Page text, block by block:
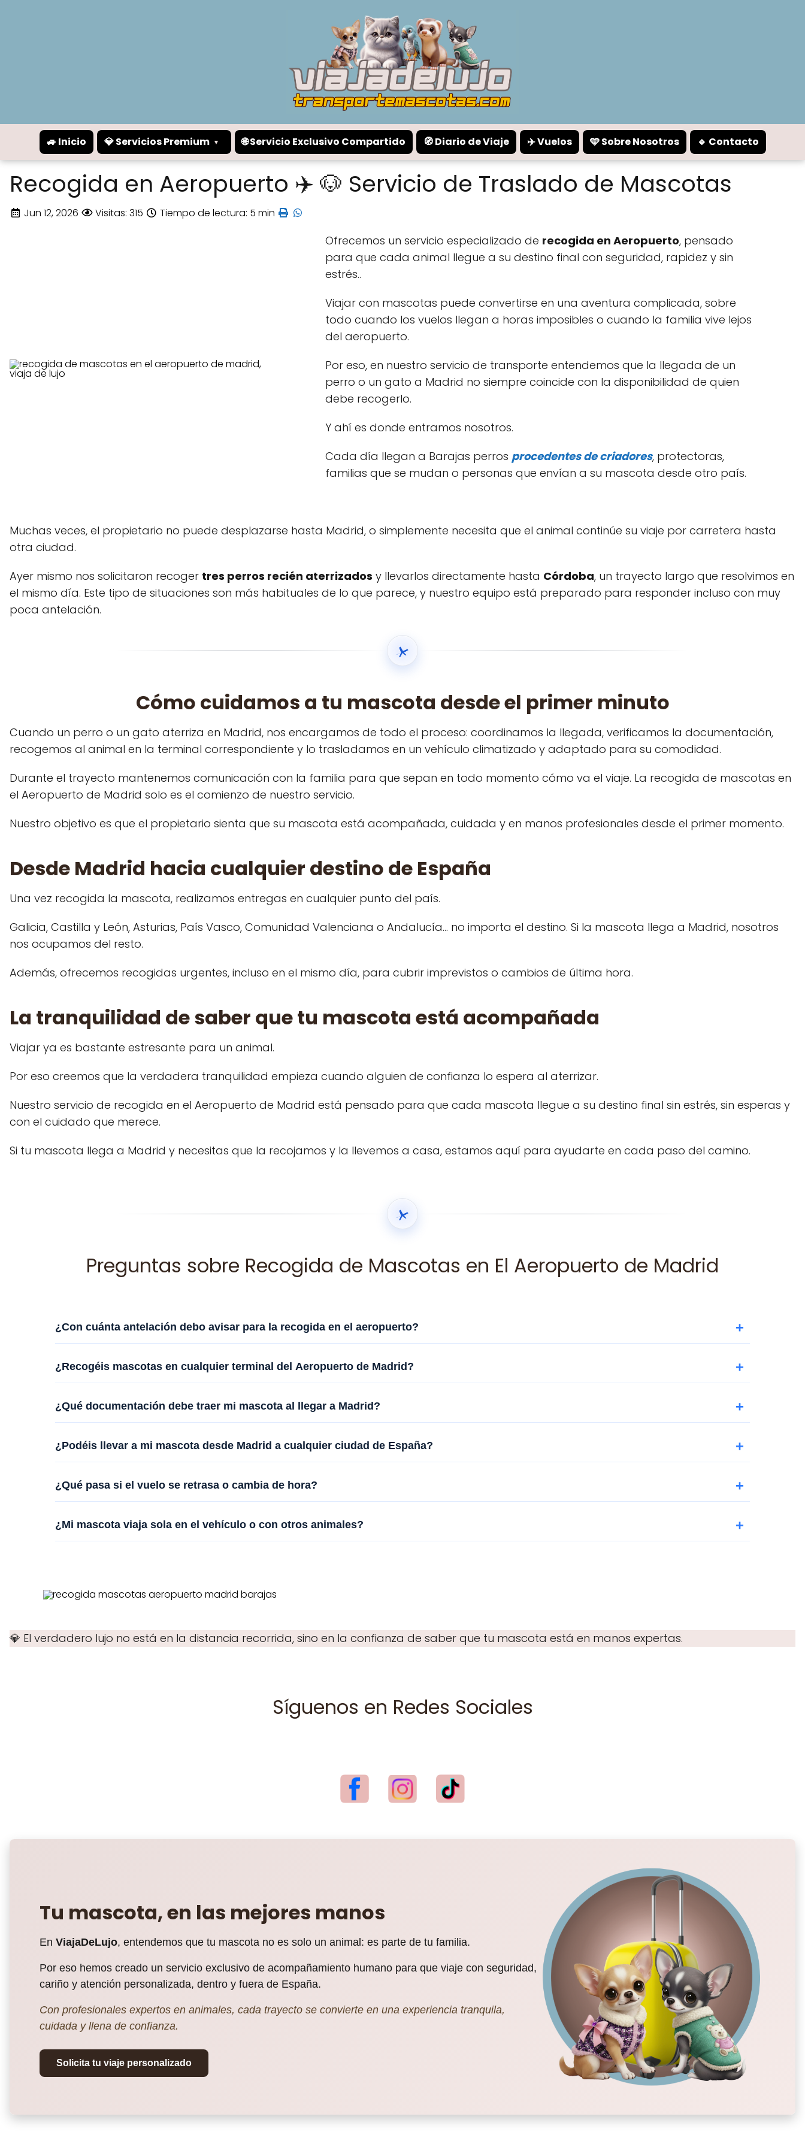
🚙 Inicio 💎 Servicios Premium 🌐 Servicio Exclusivo Compartido 🧭 Diario de Viaje ✈️ Vuelos 🩵 Sobre Nosotros 🔹 Contacto
Recogida en Aeropuerto ✈️ 🐶 Servicio de Traslado de Mascotas
Jun 12, 2026 Visitas: 315 Tiempo de lectura: 5 min
Ofrecemos un servicio especializado de recogida en Aeropuerto, pensado
para que cada animal llegue a su destino final con seguridad, rapidez y sin
estrés..
Viajar con mascotas puede convertirse en una aventura complicada, sobre
todo cuando los vuelos llegan a horas imposibles o cuando la familia vive lejos
del aeropuerto.
Por eso, en nuestro servicio de transporte entendemos que la llegada de un
perro o un gato a Madrid no siempre coincide con la disponibilidad de quien
debe recogerlo.
Y ahí es donde entramos nosotros.
Cada día llegan a Barajas perros procedentes de criadores, protectoras,
familias que se mudan o personas que envían a su mascota desde otro país.
Muchas veces, el propietario no puede desplazarse hasta Madrid, o simplemente necesita que el animal continúe su viaje por carretera hasta
otra ciudad.
Ayer mismo nos solicitaron recoger tres perros recién aterrizados y llevarlos directamente hasta Córdoba, un trayecto largo que resolvimos en
el mismo día. Este tipo de situaciones son más habituales de lo que parece, y nuestro equipo está preparado para responder incluso con muy
poca antelación.
Cómo cuidamos a tu mascota desde el primer minuto
Cuando un perro o un gato aterriza en Madrid, nos encargamos de todo el proceso: coordinamos la llegada, verificamos la documentación,
recogemos al animal en la terminal correspondiente y lo trasladamos en un vehículo climatizado y adaptado para su comodidad.
Durante el trayecto mantenemos comunicación con la familia para que sepan en todo momento cómo va el viaje. La recogida de mascotas en
el Aeropuerto de Madrid solo es el comienzo de nuestro servicio.
Nuestro objetivo es que el propietario sienta que su mascota está acompañada, cuidada y en manos profesionales desde el primer momento.
Desde Madrid hacia cualquier destino de España
Una vez recogida la mascota, realizamos entregas en cualquier punto del país.
Galicia, Castilla y León, Asturias, País Vasco, Comunidad Valenciana o Andalucía… no importa el destino. Si la mascota llega a Madrid, nosotros
nos ocupamos del resto.
Además, ofrecemos recogidas urgentes, incluso en el mismo día, para cubrir imprevistos o cambios de última hora.
La tranquilidad de saber que tu mascota está acompañada
Viajar ya es bastante estresante para un animal.
Por eso creemos que la verdadera tranquilidad empieza cuando alguien de confianza lo espera al aterrizar.
Nuestro servicio de recogida en el Aeropuerto de Madrid está pensado para que cada mascota llegue a su destino final sin estrés, sin esperas y
con el cuidado que merece.
Si tu mascota llega a Madrid y necesitas que la recojamos y la llevemos a casa, estamos aquí para ayudarte en cada paso del camino.
Preguntas sobre Recogida de Mascotas en El Aeropuerto de Madrid
¿Con cuánta antelación debo avisar para la recogida en el aeropuerto? +
¿Recogéis mascotas en cualquier terminal del Aeropuerto de Madrid? +
¿Qué documentación debe traer mi mascota al llegar a Madrid? +
¿Podéis llevar a mi mascota desde Madrid a cualquier ciudad de España? +
¿Qué pasa si el vuelo se retrasa o cambia de hora? +
¿Mi mascota viaja sola en el vehículo o con otros animales? +
💎 El verdadero lujo no está en la distancia recorrida, sino en la confianza de saber que tu mascota está en manos expertas.
Síguenos en Redes Sociales
Tu mascota, en las mejores manos
En ViajaDeLujo, entendemos que tu mascota no es solo un animal: es parte de tu familia.
Por eso hemos creado un servicio exclusivo de acompañamiento humano para que viaje con seguridad,
cariño y atención personalizada, dentro y fuera de España.
Con profesionales expertos en animales, cada trayecto se convierte en una experiencia tranquila,
cuidada y llena de confianza.
Solicita tu viaje personalizado